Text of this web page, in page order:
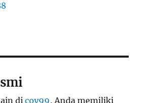
dicoy99, Anda memiliki